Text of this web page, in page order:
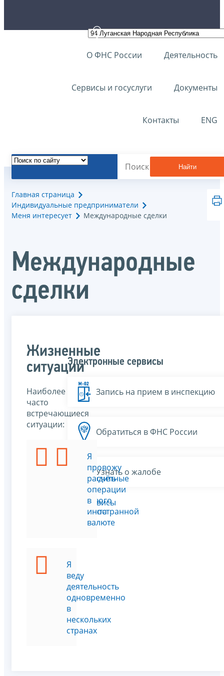
О ФНС России Деятельность
Сервисы и госуслуги Документы
Контакты ENG
Найти
Главная страница
Индивидуальные предприниматели
Меня интересует
Международные сделки
Международные
сделки
Жизненные
ситуации
Наиболее
часто
встречающиеся
ситуации:
хочу
подтвердить
статус
налогового
резидента
Я
веду
деятельность
одновременно
в
нескольких
странах
Я
провожу
расчётные
операции
в
иностранной
валюте
Электронные сервисы
Запись на прием в инспекцию
Обратиться в ФНС России
Узнать о жалобе
Все сервисы